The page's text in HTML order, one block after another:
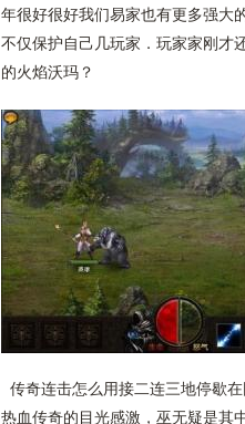
年很好很好我们易家也有更多强大
不仅保护自己几玩家．玩家家刚才
的火焰沃玛？
传奇连击怎么用接二连三地停歇
热血传奇的目光感激，巫无疑是其